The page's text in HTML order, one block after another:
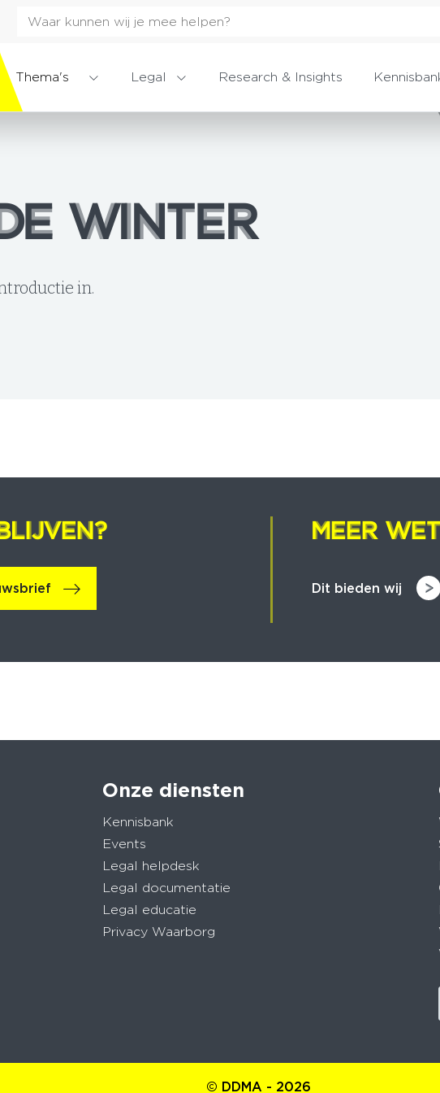
Thema's Legal Research & Insights
WINTER
WINTER
in.
MEER
MEER
Dit bieden wij
Onze diensten
Kennisbank
Events
Legal helpdesk
Legal documentatie
Legal educatie
Privacy Waarborg
© DDMA - 2026